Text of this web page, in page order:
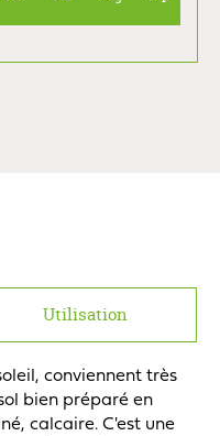
Utilisation
conviennent très
bien préparé en
calcaire. C'est une